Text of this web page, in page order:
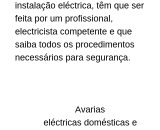
instalação eléctrica, têm que ser
feita por um profissional,
electricista competente e que
saiba todos os procedimentos
necessários para segurança.
Avarias
eléctricas domésticas e